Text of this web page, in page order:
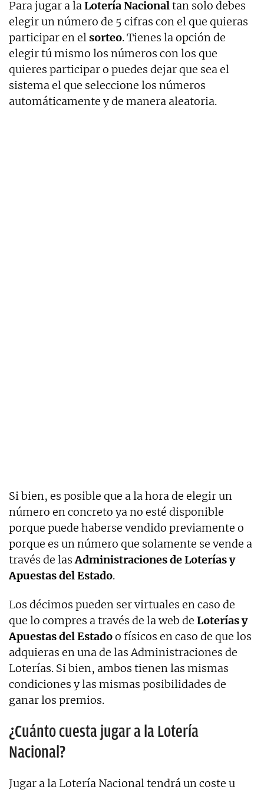
Para jugar a laLotería Nacionaltan solo debes
elegir un número de 5 cifras con el que quieras
participar en elsorteo. Tienes la opción de
elegir tú mismo los números con los que
quieres participar o puedes dejar que sea el
sistema el que seleccione los números
automáticamente y de manera aleatoria.
Si bien, es posible que a la hora de elegir un
número en concreto ya no esté disponible
porque puede haberse vendido previamente o
porque es un número que solamente se vende a
través de lasAdministraciones de Loterías y
Apuestas del Estado.
Los décimos pueden ser virtuales en caso de
que lo compres a través de la web de Loterías y
Apuestas del Estadoo físicos en caso de que los
adquieras en una de las Administraciones de
Loterías. Si bien, ambos tienen las mismas
condiciones y las mismas posibilidades de
ganar los premios.
¿Cuánto cuesta jugar a la Lotería
Nacional?
Jugar a la Lotería Nacional tendrá un coste u